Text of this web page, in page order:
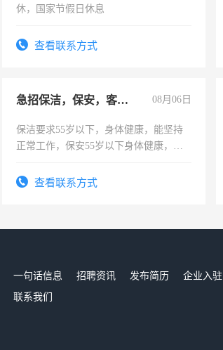
休，国家节假日休息
查看联系方式
急招保洁，保安，客服，工程 08月06日
保洁要求55岁以下，身体健康，能坚持
正常工作，保安55岁以下身体健康，有
录，客服要求45岁以下高中以上文化，
查看联系方式
一句话信息 招聘资讯 发布简历 企业入驻
联系我们